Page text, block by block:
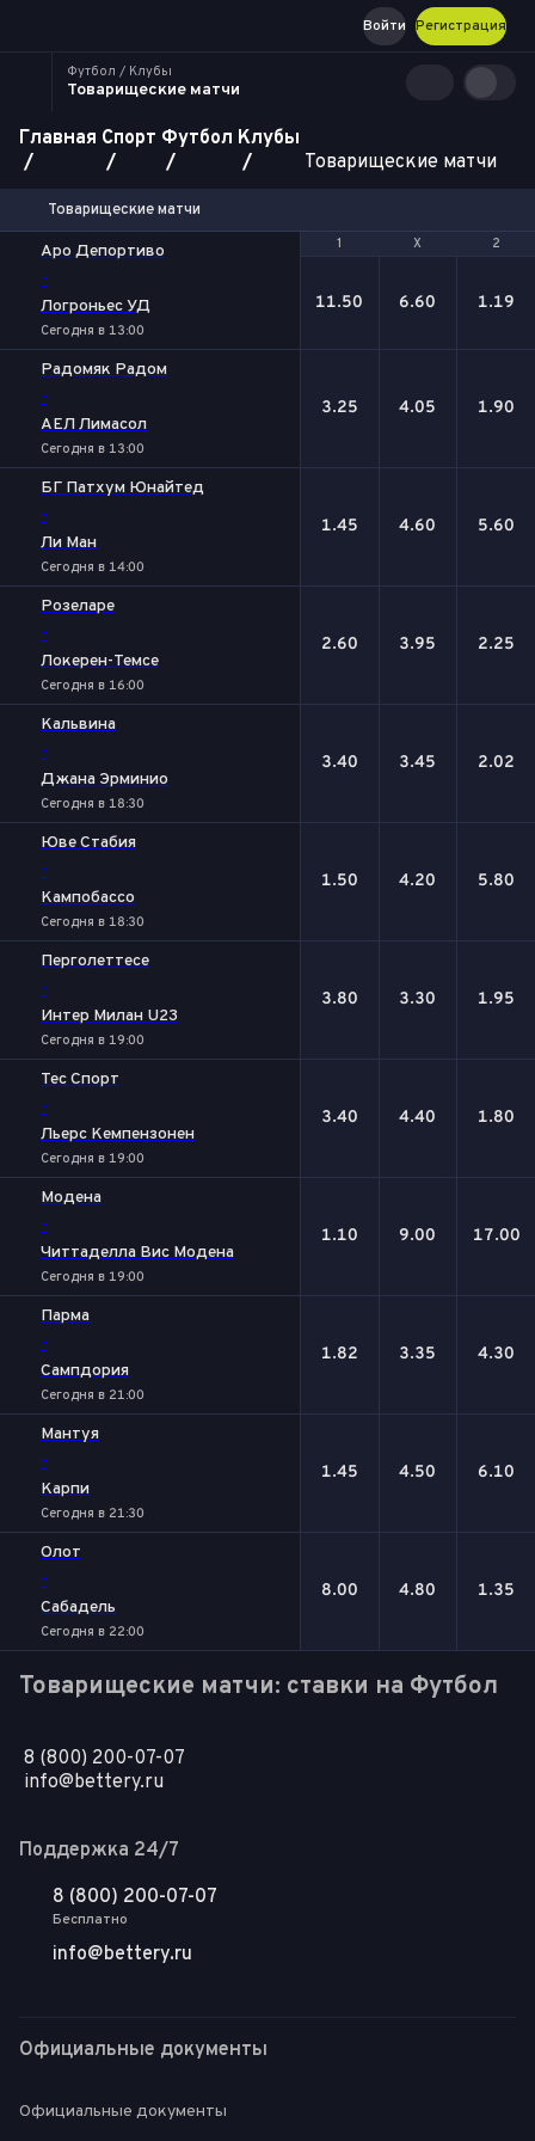
Регистрация
Войти
Футбол / Клубы
Товарищеские матчи
Главная Спорт Футбол Клубы
Товарищеские матчи
Товарищеские матчи
1 Х 2
Аро Депортиво
-
Логроньес УД
Сегодня в 13:00
1 Х 2
11.50 6.60 1.19
Радомяк Радом
-
АЕЛ Лимасол
Сегодня в 13:00
3.25 4.05 1.90
БГ Патхум Юнайтед
-
Ли Ман
Сегодня в 14:00
1.45 4.60 5.60
Розеларе
-
Локерен-Темсе
Сегодня в 16:00
2.60 3.95 2.25
Кальвина
-
Джана Эрминио
Сегодня в 18:30
3.40 3.45 2.02
Юве Стабия
-
Кампобассо
Сегодня в 18:30
1.50 4.20 5.80
Перголеттесе
-
Интер Милан U23
Сегодня в 19:00
3.80 3.30 1.95
Тес Спорт
-
Льерс Кемпензонен
Сегодня в 19:00
3.40 4.40 1.80
Модена
-
Читтаделла Вис Модена
Сегодня в 19:00
1.10 9.00 17.00
Парма
-
Сампдория
Сегодня в 21:00
1.82 3.35 4.30
Мантуя
-
Карпи
Сегодня в 21:30
1.45 4.50 6.10
Олот
-
Сабадель
Сегодня в 22:00
8.00 4.80 1.35
Товарищеские матчи: ставки на Футбол
8 (800) 200-07-07
info@bettery.ru
Поддержка 24/7
8 (800) 200-07-07
Бесплатно
info@bettery.ru
Официальные документы
Официальные документы